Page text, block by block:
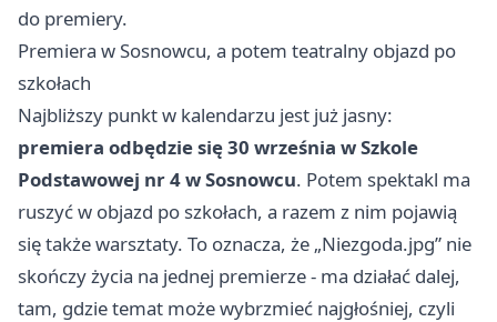
do premiery.
Premiera w Sosnowcu, a potem teatralny objazd po
szkołach
Najbliższy punkt w kalendarzu jest już jasny:
premiera odbędzie się 30 września w Szkole
Podstawowej nr 4 w Sosnowcu. Potem spektakl ma
ruszyć w objazd po szkołach, a razem z nim pojawią
się także warsztaty. To oznacza, że „Niezgoda.jpg” nie
skończy życia na jednej premierze - ma działać dalej,
tam, gdzie temat może wybrzmieć najgłośniej, czyli